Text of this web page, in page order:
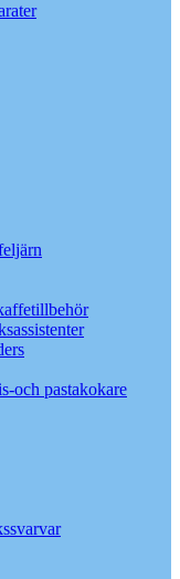
och pastakokare